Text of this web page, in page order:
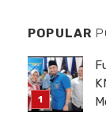
POPULAR